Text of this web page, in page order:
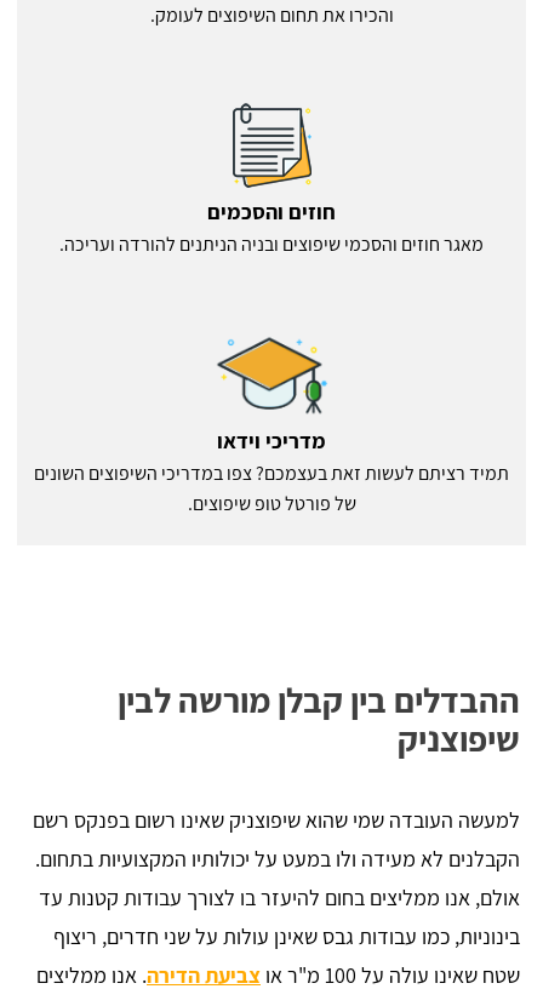
והכירו את תחום השיפוצים לעומק.
חוזים והסכמים
מאגר חוזים והסכמי שיפוצים ובניה הניתנים להורדה ועריכה.
מדריכי וידאו
תמיד רציתם לעשות זאת בעצמכם? צפו במדריכי השיפוצים השונים
של פורטל טופ שיפוצים.
ההבדלים בין קבלן מורשה לבין
שיפוצניק
למעשה העובדה שמי שהוא שיפוצניק שאינו רשום בפנקס רשם
הקבלנים לא מעידה ולו במעט על יכולותיו המקצועיות בתחום.
אולם, אנו ממליצים בחום להיעזר בו לצורך עבודות קטנות עד
בינוניות, כמו עבודות גבס שאינן עולות על שני חדרים, ריצוף
שטח שאינו עולה על 100 מ"ר או
צביעת הדירה. אנו ממליצים